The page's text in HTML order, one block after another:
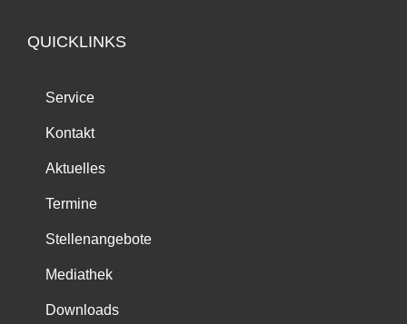
QUICKLINKS
Service
Kontakt
Aktuelles
Termine
Stellenangebote
Mediathek
Downloads